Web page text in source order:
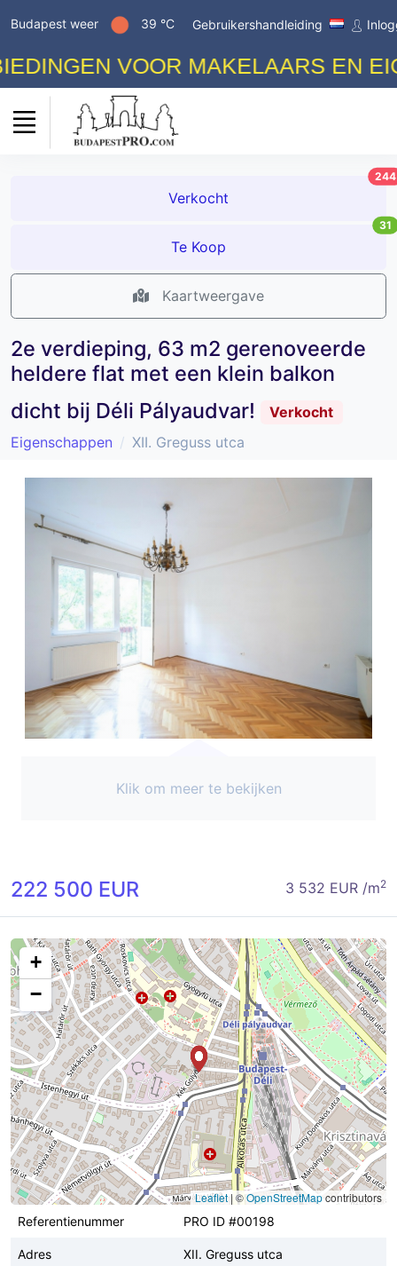
Budapest weer 39 °C Gebruikershandleiding
VOOR MAKELAARS EN
Verkocht
244
Te Koop
31
Kaartweergave
2e verdieping, 63 m2 gerenoveerde
heldere flat met een klein balkon
dicht bij Déli Pályaudvar!
Verkocht
Eigenschappen
XII. Greguss utca
Klik om meer te bekijken
222 500 EUR 3 532 EUR /m2
+
−
Leaflet |©OpenStreetMapcontributors
Referentienummer
PRO ID #00198
Adres XII. Greguss utca